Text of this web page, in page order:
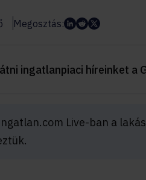
Megosztás:
ingatlanpiaci híreinket a
Live-ban a